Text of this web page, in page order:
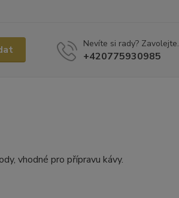
Nevíte si rady? Zavolejte.
+420775930985
vhodné pro přípravu kávy.